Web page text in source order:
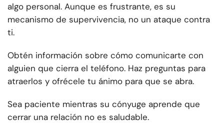
algo personal. Aunque es frustrante, es su
mecanismo de supervivencia, no un ataque contra
ti.
Obtén información sobre cómo comunicarte con
alguien que cierra el teléfono. Haz preguntas para
atraerlos y ofrécele tu ánimo para que se abra.
Sea paciente mientras su cónyuge aprende que
cerrar una relación no es saludable.